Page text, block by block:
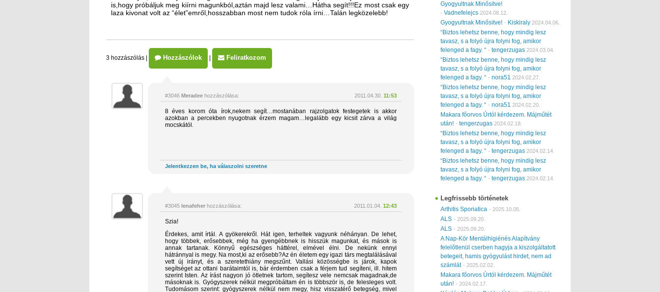
is,hogy próbáljuk meg kiírni magunkból,aztán majd lesz valami…Hátha segít!!!Ez most csak egy
laza kivonat volt az “élet”emről,hosszabban most nem tudok róla írni…Talán legközelebb!
3 hozzászólás | Hozzászólok | Feliratkozom
#3046 Meradee hozzászólása: 2011.04.30. 11:53
8 éves korom óta írok,nekem segít…mostanában rajzolgatok festegetek is akkor
azokban a percekben nyugotnak érzem magam…legalább egy kicsit zárva a világ
mocskától.
Jelentkezzen be, ha válaszolni szeretne
#3045 lenafeher hozzászólása: 2011.01.04. 12:43
Szia!
Érdekes, amit írtál. A gyökerekről. Hát igen, terheltek vagyunk néhányan. De lehet,
hogy többek, erősebbek, még ha gyengébbnek is hisszük magunkat, és mások is
annak tartanak. Könnyű egészséges háttérel, elmével élni. De nekünk ennyi
hátránnyal is megy. Na most,ki az erősebb?Az én életem egy igazi társ megtalálásával
vett új irányt, és a szeretethiány megszűnt. Vallási közösségbe is járok, kapok
segítséget az ottani barátaimtól is, bár érdemben csak a férjem tud segíteni, ill. hitem
szerint Isten. Az írást nagyon jó ötletnek tartom, segítesz vele nemcsak magadnak,de
másoknak is. Gyógyszerek nélkül megpróbáltam én is többször is, de felesleges volt.
Tudomásom szerint: gyógyszerek nélkül nem megy, hisz visszatérő betegség, mivel
Gyogyultnak Minősitve!
- Vadnefelejcs 2024.08.12.
Gyogyultnak Minősitve! - Kiskiraly 2024.04.06.
“Biztos lehetsz benne, hogy mindig lesz
tavasz, s a folyó újra folyni fog, amikor
felenged a fagy. “ - tengerzugas 2024.03.04.
“Biztos lehetsz benne, hogy mindig lesz
tavasz, s a folyó újra folyni fog, amikor
felenged a fagy. “ - nora51 2024.02.27.
“Biztos lehetsz benne, hogy mindig lesz
tavasz, s a folyó újra folyni fog, amikor
felenged a fagy. “ - nora51 2024.02.20.
Makara főorvos Úrtól kérdezem. Májműtét
után! - tengerzugas 2024.02.18.
“Biztos lehetsz benne, hogy mindig lesz
tavasz, s a folyó újra folyni fog, amikor
felenged a fagy. “ - tengerzugas 2024.02.14.
“Biztos lehetsz benne, hogy mindig lesz
tavasz, s a folyó újra folyni fog, amikor
felenged a fagy. “ - tengerzugas 2024.02.14.
Legfrissebb történetek
Arthitis Sporiatica - 2025.10.05.
ALS - 2025.09.20.
ALS - 2025.09.20.
A Nap-Kör Mentálhigiénés Alapítvány
felelőtlenül cserben hagyja a kiszolgáltatott
betegeit, hamis gyógyulást hirdet, nem ad
számlát - 2025.02.02.
Makara főorvos Úrtól kérdezem. Májműtét
után! - 2024.02.17.